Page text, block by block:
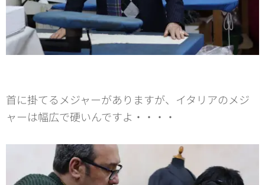
首に掛てるメジャーがありますが、イタリアのメジ
ャーは幅広で硬いんですよ・・・・